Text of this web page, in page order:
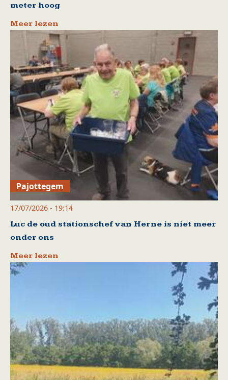
meter hoog
Meer lezen
Pajottegem
17/07/2026 - 19:14
Luc de oud stationschef van Herne is niet meer
onder ons
Meer lezen